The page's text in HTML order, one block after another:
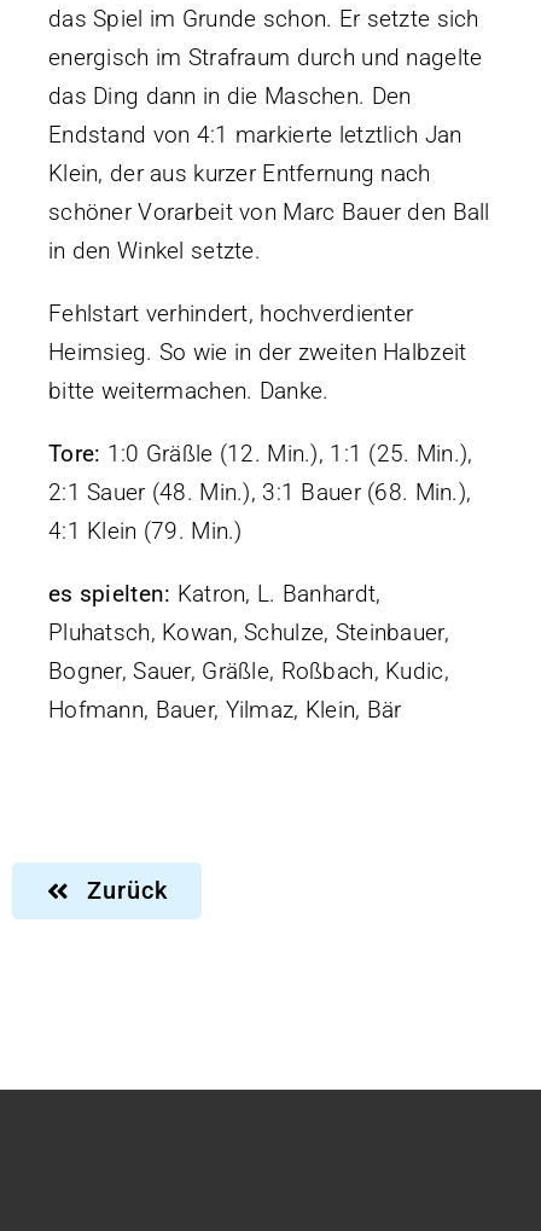
das Spiel im Grunde schon. Er setzte sich
energisch im Strafraum durch und nagelte
das Ding dann in die Maschen. Den
Endstand von 4:1 markierte letztlich Jan
Klein, der aus kurzer Entfernung nach
schöner Vorarbeit von Marc Bauer den Ball
in den Winkel setzte.
Fehlstart verhindert, hochverdienter
Heimsieg. So wie in der zweiten Halbzeit
bitte weitermachen. Danke.
Tore: 1:0 Gräßle (12. Min.), 1:1 (25. Min.),
2:1 Sauer (48. Min.), 3:1 Bauer (68. Min.),
4:1 Klein (79. Min.)
es spielten: Katron, L. Banhardt,
Pluhatsch, Kowan, Schulze, Steinbauer,
Bogner, Sauer, Gräßle, Roßbach, Kudic,
Hofmann, Bauer, Yilmaz, Klein, Bär
Zurück